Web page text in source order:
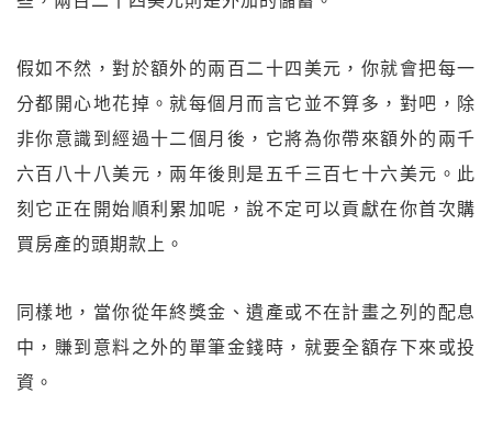
假如不然，對於額外的兩百二十四美元，你就會把每一
分都開心地花掉。就每個月而言它並不算多，對吧，除
非你意識到經過十二個月後，它將為你帶來額外的兩千
六百八十八美元，兩年後則是五千三百七十六美元。此
刻它正在開始順利累加呢，說不定可以貢獻在你首次購
買房產的頭期款上。
同樣地，當你從年終獎金、遺產或不在計畫之列的配息
中，賺到意料之外的單筆金錢時，就要全額存下來或投
資。